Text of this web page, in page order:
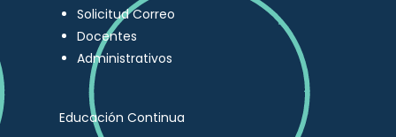
Solicitud Correo
Docentes
Administrativos
Educación Continua